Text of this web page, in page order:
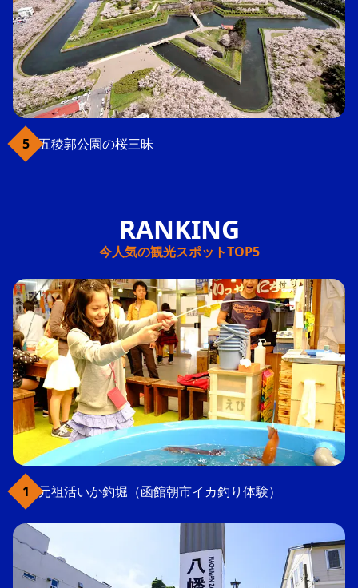
五稜郭公園の桜三昧
今人気の観光スポットTOP5
元祖活いか釣堀（函館朝市イカ釣り体験）